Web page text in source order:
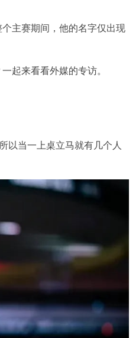
主赛期间，他的名字仅出现
起来看看外媒的专访。
以当一上桌立马就有几个人